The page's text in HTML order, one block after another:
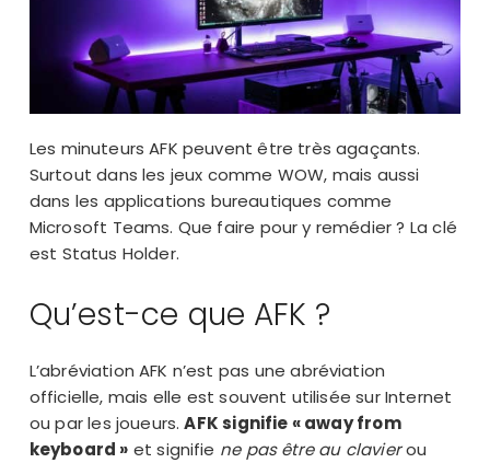
Les minuteurs AFK peuvent être très agaçants.
Surtout dans les jeux comme WOW, mais aussi
dans les applications bureautiques comme
Microsoft Teams. Que faire pour y remédier ? La clé
est Status Holder.
Qu’est-ce que AFK ?
L’abréviation AFK n’est pas une abréviation
officielle, mais elle est souvent utilisée sur Internet
ou par les joueurs.AFK signifie « away from
keyboard » et signifie ne pas être au clavierou